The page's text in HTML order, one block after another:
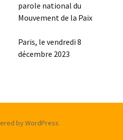
parole national du
Mouvement de la Paix
Paris, le vendredi 8
décembre 2023
by WordPress